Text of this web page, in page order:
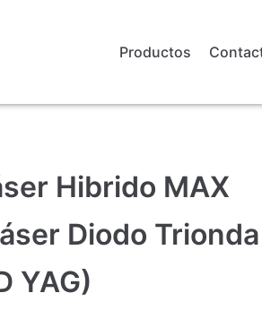
Productos
Hibrido MAX
Diodo
YAG)